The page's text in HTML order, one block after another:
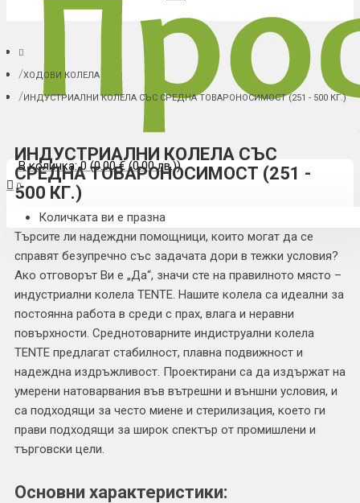
В количка: 0 (0.00 € (0.00 лв.))
0
Количката ви е празна
ХОДОВИ КОЛЕЛА
ИНДУСТРИАЛНИ КОЛЕЛА СЪС СРЕДНА ТОВАРОНОСИМОСТ (251 - 500 КГ.)
ИНДУСТРИАЛНИ КОЛЕЛА СЪС
СРЕДНА ТОВАРОНОСИМОСТ (251 -
500 КГ.)
Търсите ли надеждни помощници, които могат да се
справят безупречно със задачата дори в тежки условия?
Ако отговорът Ви е „Да“, значи сте на правилното място –
индустриални колела TENTE. Нашите колела са идеални за
постоянна работа в среди с прах, влага и неравни
повърхности. Среднотоварните индиструални колела
TENTE предлагат стабилност, плавна подвижност и
надеждна издръжливост. Проектирани са да издържат на
умерени натоварвания във вътрешни и външни условия, и
са подходящи за често миене и стерилизация, което ги
прави подходящи за широк спектър от промишлени и
търговски цели.
Основни характеристики: